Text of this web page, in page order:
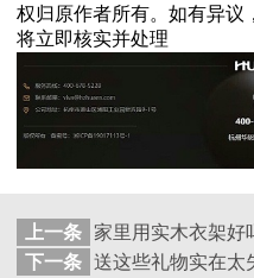
权归原作者所有。如有异议
将立即核实并处理
上一条
家里用实木衣架好
下一条